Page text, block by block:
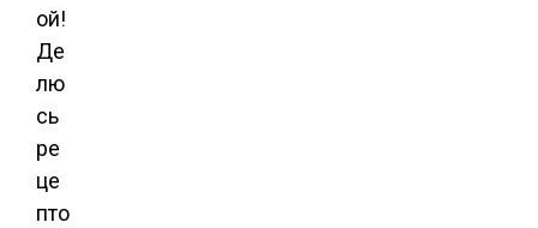
ой!
Де
лю
сь
ре
це
пто